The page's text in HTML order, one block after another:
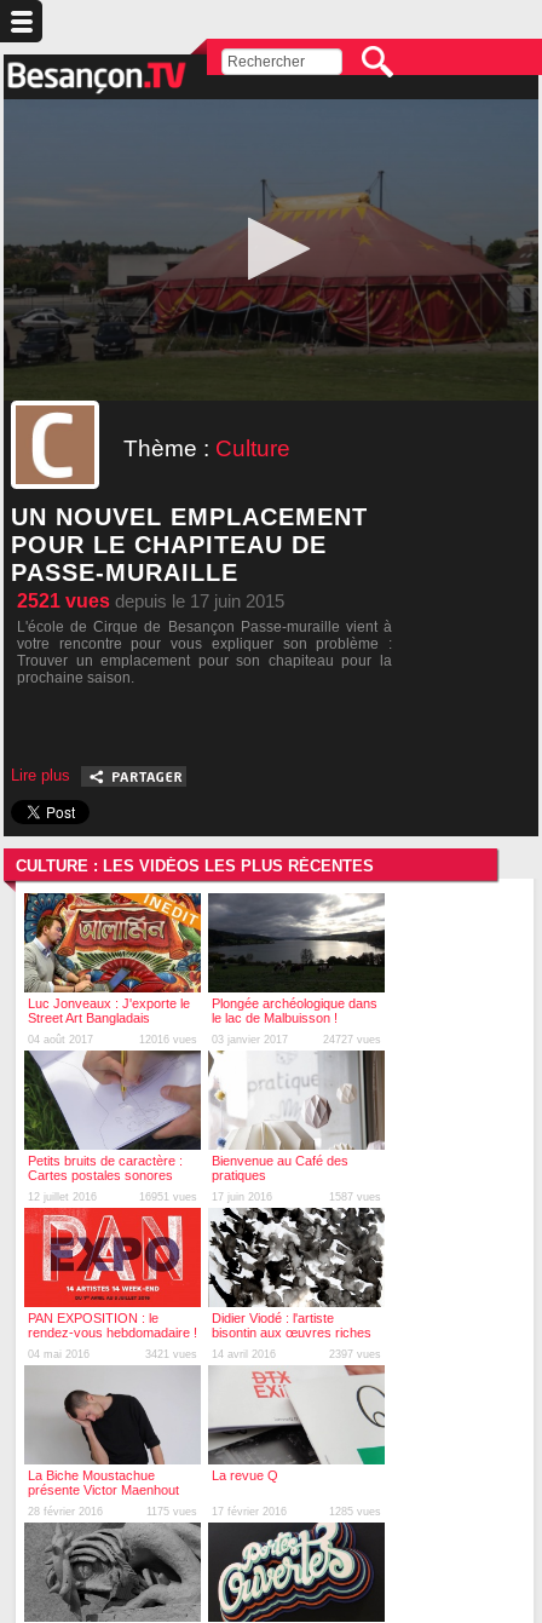
Thème : Culture
UN NOUVEL EMPLACEMENT
POUR LE CHAPITEAU DE
PASSE-MURAILLE
2521 vues depuis le 17 juin 2015
L'école de Cirque de Besançon Passe-muraille vient à
votre rencontre pour vous expliquer son problème :
Trouver un emplacement pour son chapiteau pour la
prochaine saison.
Lire plus
CULTURE : LES VIDÉOS LES PLUS RÉCENTES
Luc Jonveaux : J'exporte le
Street Art Bangladais
04 août 2017 12016 vues
Plongée archéologique dans
le lac de Malbuisson !
03 janvier 2017 24727 vues
Petits bruits de caractère :
Cartes postales sonores
12 juillet 2016 16951 vues
Bienvenue au Café des
pratiques
17 juin 2016 1587 vues
PAN EXPOSITION : le
rendez-vous hebdomadaire !
04 mai 2016 3421 vues
Didier Viodé : l'artiste
bisontin aux œuvres riches
et pluridisciplinaires !
14 avril 2016 2397 vues
La Biche Moustachue
présente Victor Maenhout
28 février 2016 1175 vues
La revue Q
17 février 2016 1285 vues